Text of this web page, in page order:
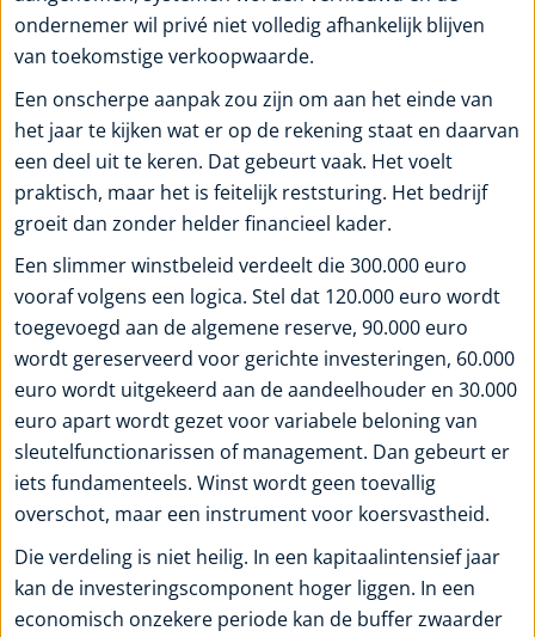
ondernemer wil privé niet volledig afhankelijk blijven
van toekomstige verkoopwaarde.
Een onscherpe aanpak zou zijn om aan het einde van
het jaar te kijken wat er op de rekening staat en daarvan
een deel uit te keren. Dat gebeurt vaak. Het voelt
praktisch, maar het is feitelijk reststuring. Het bedrijf
groeit dan zonder helder financieel kader.
Een slimmer winstbeleid verdeelt die 300.000 euro
vooraf volgens een logica. Stel dat 120.000 euro wordt
toegevoegd aan de algemene reserve, 90.000 euro
wordt gereserveerd voor gerichte investeringen, 60.000
euro wordt uitgekeerd aan de aandeelhouder en 30.000
euro apart wordt gezet voor variabele beloning van
sleutelfunctionarissen of management. Dan gebeurt er
iets fundamenteels. Winst wordt geen toevallig
overschot, maar een instrument voor koersvastheid.
Die verdeling is niet heilig. In een kapitaalintensief jaar
kan de investeringscomponent hoger liggen. In een
economisch onzekere periode kan de buffer zwaarder